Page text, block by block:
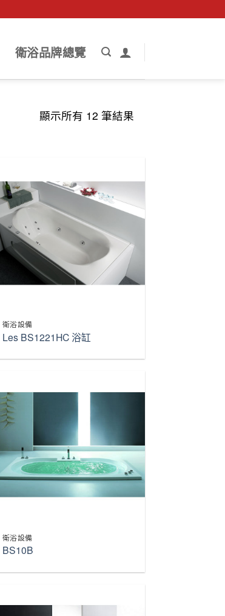
衛浴品牌總覽
顯示所有 12 筆結果
目
序
衛浴設備
Les BS1221HC 浴缸
衛浴設備
BS10B